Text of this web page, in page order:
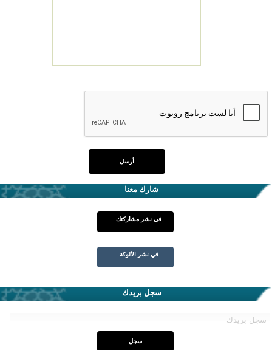
شارك معنا
في نشر مشاركتك
في نشر الألوكة
سجل بريدك